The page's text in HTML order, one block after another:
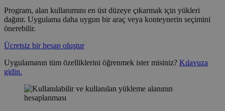
Program, alan kullanımını en üst düzeye çıkarmak için yükleri
dağıtır. Uygulama daha uygun bir araç veya konteynerin seçimini
önerebilir.
Ücretsiz bir hesap oluştur
Uygulamanın tüm özelliklerini öğrenmek ister misiniz? Kılavuza
gidin.